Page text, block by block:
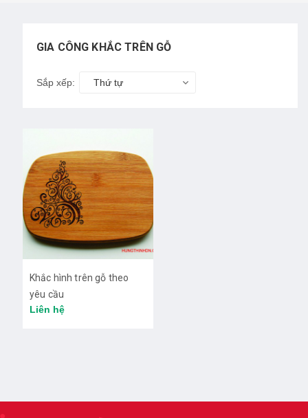
GIA CÔNG KHẮC TRÊN GỖ
Sắp xếp: Thứ tự
Khắc hình trên gỗ theo
yêu cầu
Liên hệ